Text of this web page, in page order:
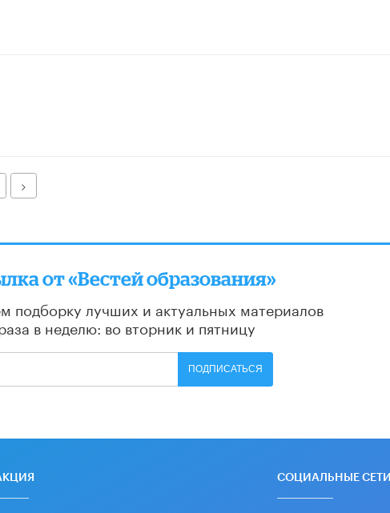
Далее
от «Вестей образования»
подборку лучших и актуальных материалов
в неделю: во вторник и пятницу
ПОДПИСАТЬСЯ
СОЦИАЛЬНЫЕ СЕТИ